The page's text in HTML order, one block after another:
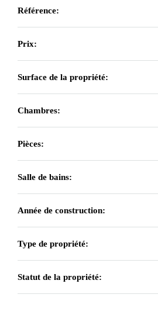
Référence:
Prix:
Surface de la propriété:
Chambres:
Pièces:
Salle de bains:
Année de construction:
Type de propriété:
Statut de la propriété: